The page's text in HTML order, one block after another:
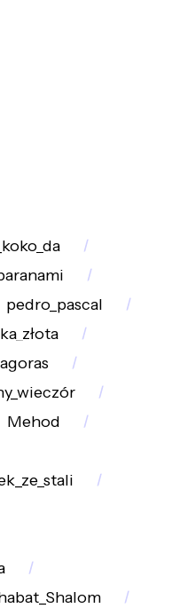
pedro_pascal
Mehod